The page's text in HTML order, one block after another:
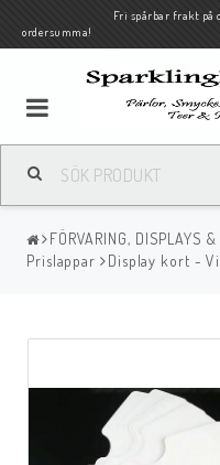
Fri spårbar frakt på
ordersumma!
FÖRVARING, DISPLAYS &
Prislappar
Display kort -